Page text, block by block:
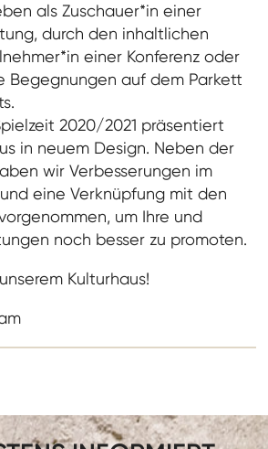
als Zuschauer*in einer
durch den inhaltlichen
einer Konferenz oder
Begegnungen auf dem Parkett
2020/2021 präsentiert
in neuem Design. Neben der
wir Verbesserungen im
eine Verknüpfung mit den
um Ihre und
noch besser zu promoten.
Kulturhaus!